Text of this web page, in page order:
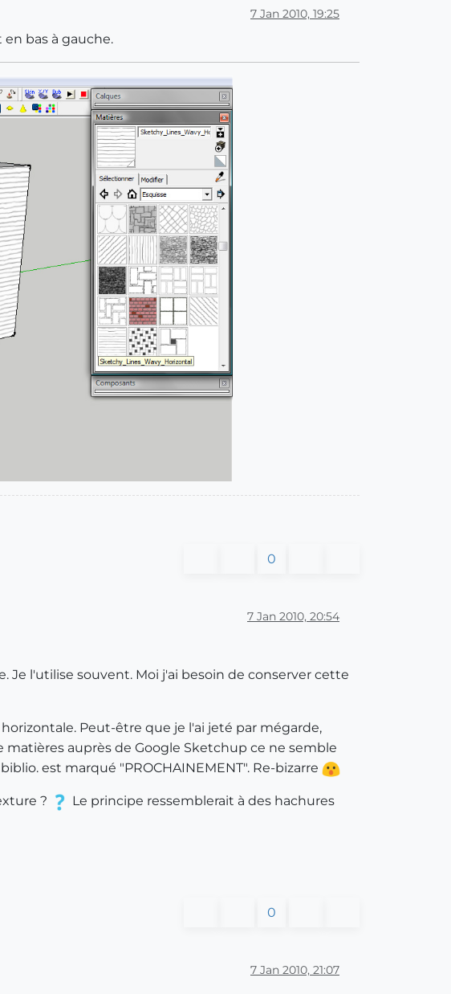
7 Jan 2010, 19:25
en bas à gauche.
0
7 Jan 2010, 20:54
l'utilise souvent. Moi j'ai besoin de conserver cette
Peut-être que je l'ai jeté par mégarde,
matières auprès de Google Sketchup ce ne semble
est marqué "PROCHAINEMENT". Re-bizarre
?
Le principe ressemblerait à des hachures
0
7 Jan 2010, 21:07